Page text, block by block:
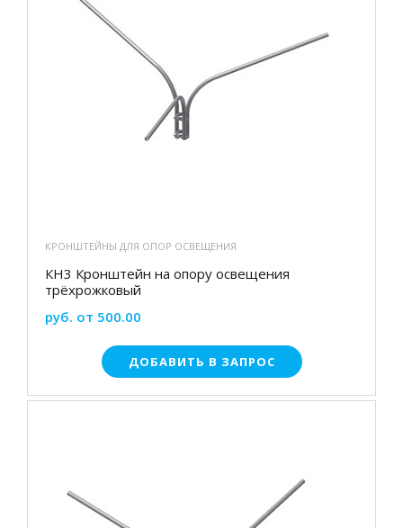
КРОНШТЕЙНЫ ДЛЯ ОПОР ОСВЕЩЕНИЯ
КН3 Кронштейн на опору освещения
трёхрожковый
руб. от 500.00
ДОБАВИТЬ В ЗАПРОС